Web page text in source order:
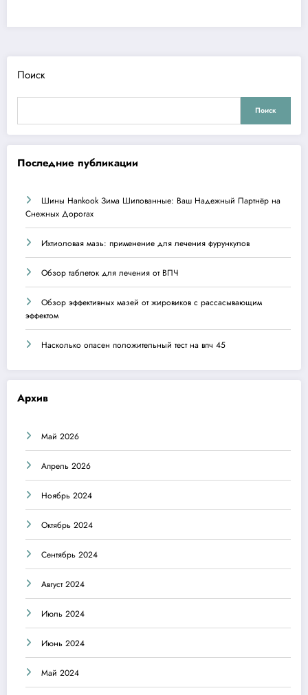
Поиск
Поиск
Последние публикации
Шины Hankook Зима Шипованные: Ваш Надежный Партнёр на
Снежных Дорогах
Ихтиоловая мазь: применение для лечения фурункулов
Обзор таблеток для лечения от ВПЧ
Обзор эффективных мазей от жировиков с рассасывающим
эффектом
Насколько опасен положительный тест на впч 45
Архив
Май 2026
Апрель 2026
Ноябрь 2024
Октябрь 2024
Сентябрь 2024
Август 2024
Июль 2024
Июнь 2024
Май 2024